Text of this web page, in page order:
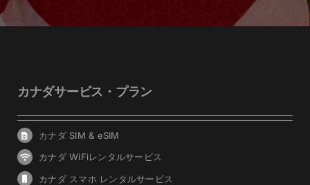
カナダサービス・プラン
カナダ SIM & eSIM
カナダ WiFiレンタルサービス
カナダ スマホ レンタルサービス